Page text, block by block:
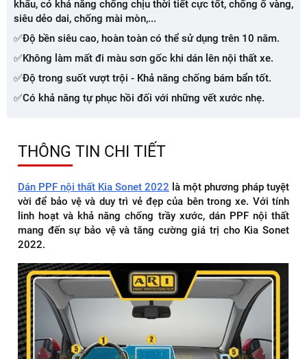
khẩu, có khả năng chống chịu thời tiết cực tốt, chống ố vàng,
siêu dẻo dai, chống mài mòn,...
✅Độ bền siêu cao, hoàn toàn có thể sử dụng trên 10 năm.
✅Không làm mất đi màu sơn gốc khi dán lên nội thất xe.
✅Độ trong suốt vượt trội - Khả năng chống bám bẩn tốt.
✅Có khả năng tự phục hồi đối với những vết xước nhẹ.
THÔNG TIN CHI TIẾT
Dán PPF nội thất Kia Sonet 2022 là một phương pháp tuyệt
vời để bảo vệ và duy trì vẻ đẹp của bên trong xe. Với tính
linh hoạt và khả năng chống trầy xước, dán PPF nội thất
mang đến sự bảo vệ và tăng cường giá trị cho Kia Sonet
2022.